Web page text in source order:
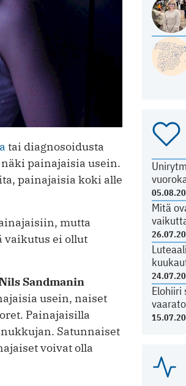
Mitä
Elohiiri
tai diagnosoidusta
painajaisia usein.
painajaisia koki alle
mutta
vaikutus ei ollut
Sandmanin
usein, naiset
Painajaisilla
Satunnaiset
voivat olla